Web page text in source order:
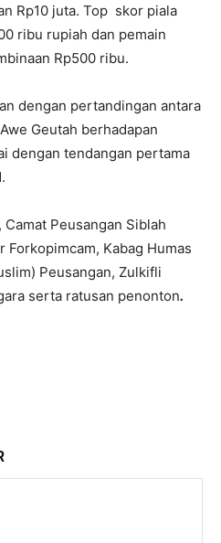
Rp10 juta. Top skor piala
ribu rupiah dan pemain
Rp500 ribu.
dengan pertandingan antara
Geutah berhadapan
dengan tendangan pertama
Peusangan Siblah
Forkopimcam, Kabag Humas
Peusangan, Zulkifli
serta ratusan penonton.